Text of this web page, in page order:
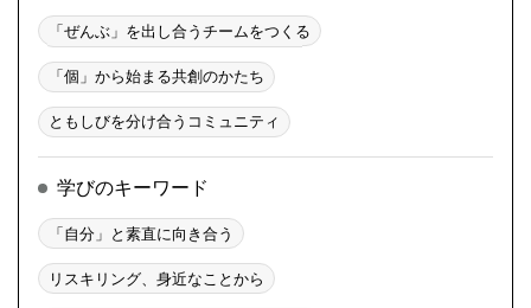
「ぜんぶ」を出し合うチームをつくる
「個」から始まる共創のかたち
ともしびを分け合うコミュニティ
学びのキーワード
「自分」と素直に向き合う
リスキリング、身近なことから